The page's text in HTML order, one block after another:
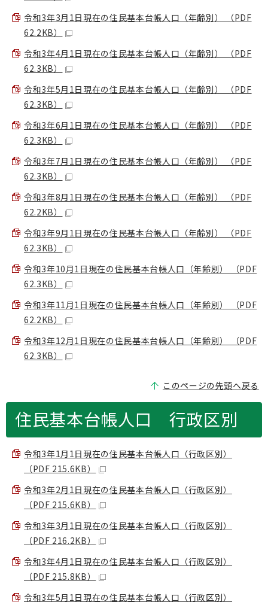
令和3年3月1日現在の住民基本台帳人口（年齢別） （PDF
62.2KB）
令和3年4月1日現在の住民基本台帳人口（年齢別） （PDF
62.3KB）
令和3年5月1日現在の住民基本台帳人口（年齢別） （PDF
62.3KB）
令和3年6月1日現在の住民基本台帳人口（年齢別） （PDF
62.3KB）
令和3年7月1日現在の住民基本台帳人口（年齢別） （PDF
62.3KB）
令和3年8月1日現在の住民基本台帳人口（年齢別） （PDF
62.2KB）
令和3年9月1日現在の住民基本台帳人口（年齢別） （PDF
62.3KB）
令和3年10月1日現在の住民基本台帳人口（年齢別） （PDF
62.3KB）
令和3年11月1日現在の住民基本台帳人口（年齢別） （PDF
62.2KB）
令和3年12月1日現在の住民基本台帳人口（年齢別） （PDF
62.3KB）
このページの先頭へ戻る
住民基本台帳人口 行政区別
令和3年1月1日現在の住民基本台帳人口（行政区別）
（PDF 215.6KB）
令和3年2月1日現在の住民基本台帳人口（行政区別）
（PDF 215.6KB）
令和3年3月1日現在の住民基本台帳人口（行政区別）
（PDF 216.2KB）
令和3年4月1日現在の住民基本台帳人口（行政区別）
（PDF 215.8KB）
令和3年5月1日現在の住民基本台帳人口（行政区別）